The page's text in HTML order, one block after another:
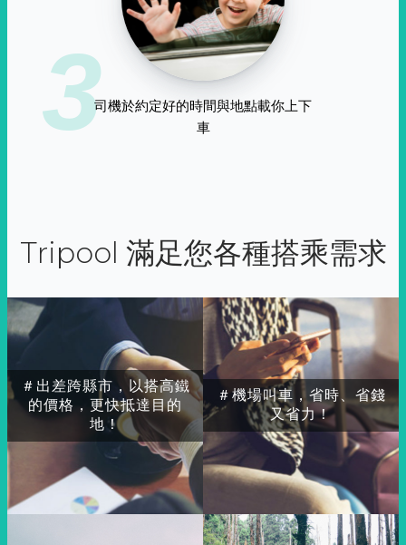
3司機於約定好的時間與地點載你上下
車
Tripool 滿足您各種搭乘需求
＃出差跨縣市，以搭高鐵
的價格，更快抵達目的
地！
＃機場叫車，省時、省錢
又省力！